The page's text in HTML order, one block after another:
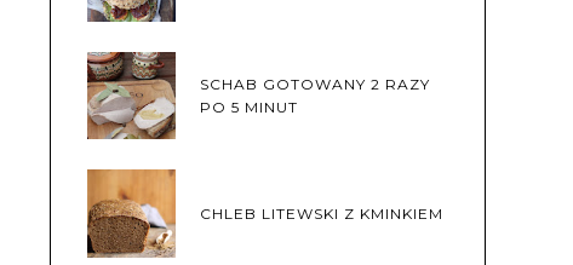
SCHAB GOTOWANY 2 RAZY
PO 5 MINUT
CHLEB LITEWSKI Z KMINKIEM